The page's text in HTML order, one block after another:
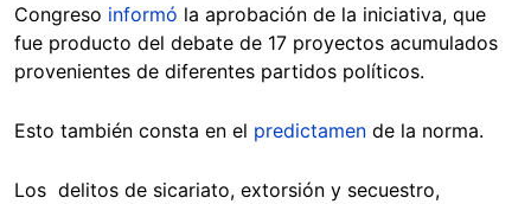
Congreso informó la aprobación de la iniciativa, que
fue producto del debate de 17 proyectos acumulados
provenientes de diferentes partidos políticos.
Esto también consta en el predictamen de la norma.
Los delitos de sicariato, extorsión y secuestro,